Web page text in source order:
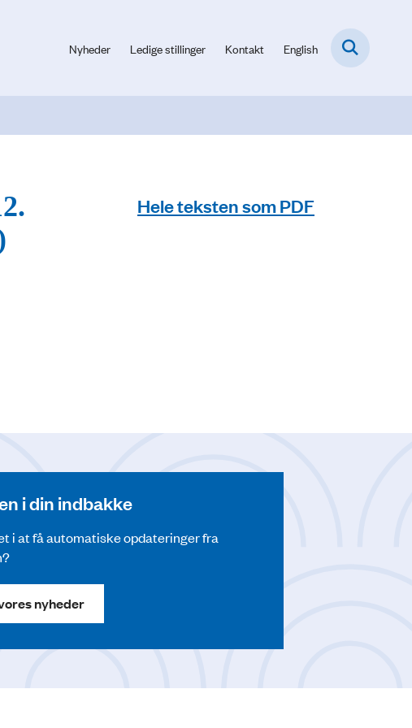
Nyheder Ledige stillinger Kontakt English
Hele teksten som PDF
i din indbakke
i at få automatiske opdateringer fra
nyheder